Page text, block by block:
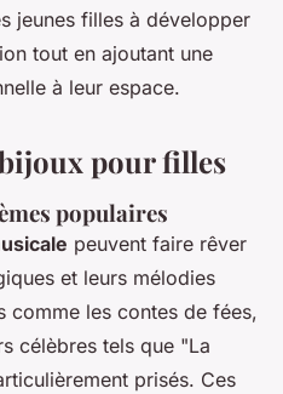
jeunes filles à développer
tout en ajoutant une
à leur espace.
pour filles
populaires
peuvent faire rêver
et leurs mélodies
comme les contes de fées,
célèbres tels que "La
prisés. Ces